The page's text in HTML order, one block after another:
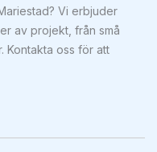
Vi erbjuder
av projekt, från små
Kontakta oss för att